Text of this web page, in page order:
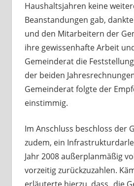
Haushaltsjahren keine
Beanstandungen gab,
und den Mitarbeitern der
ihre gewissenhafte Arbeit
Gemeinderat die
der beiden
Gemeinderat folgte der
einstimmig.
Im Anschluss beschloss der
zudem, ein
Jahr 2008 außerplanmäßig
vorzeitig zurückzuzahlen.